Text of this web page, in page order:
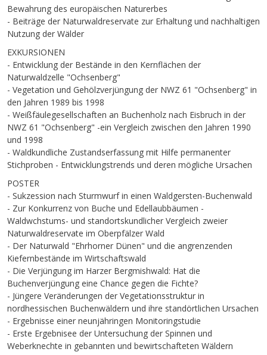
Bewahrung des europäischen Naturerbes
- Beiträge der Naturwaldreservate zur Erhaltung und nachhaltigen
Nutzung der Wälder
EXKURSIONEN
- Entwicklung der Bestände in den Kernflächen der
Naturwaldzelle "Ochsenberg"
- Vegetation und Gehölzverjüngung der NWZ 61 "Ochsenberg" in
den Jahren 1989 bis 1998
- Weißfäulegesellschaften an Buchenholz nach Eisbruch in der
NWZ 61 "Ochsenberg" -ein Vergleich zwischen den Jahren 1990
und 1998
- Waldkundliche Zustandserfassung mit Hilfe permanenter
Stichproben - Entwicklungstrends und deren mögliche Ursachen
POSTER
- Sukzession nach Sturmwurf in einen Waldgersten-Buchenwald
- Zur Konkurrenz von Buche und Edellaubbäumen -
Waldwchstums- und standortskundlicher Vergleich zweier
Naturwaldreservate im Oberpfälzer Wald
- Der Naturwald "Ehrhorner Dünen" und die angrenzenden
Kiefernbestände im Wirtschaftswald
- Die Verjüngung im Harzer Bergmishwald: Hat die
Buchenverjüngung eine Chance gegen die Fichte?
- Jüngere Veränderungen der Vegetationsstruktur in
nordhessischen Buchenwäldern und ihre standörtlichen Ursachen
- Ergebnisse einer neunjähringen Monitoringstudie
- Erste Ergebnisee der Untersuchung der Spinnen und
Weberknechte in gebannten und bewirtschafteten Wäldern